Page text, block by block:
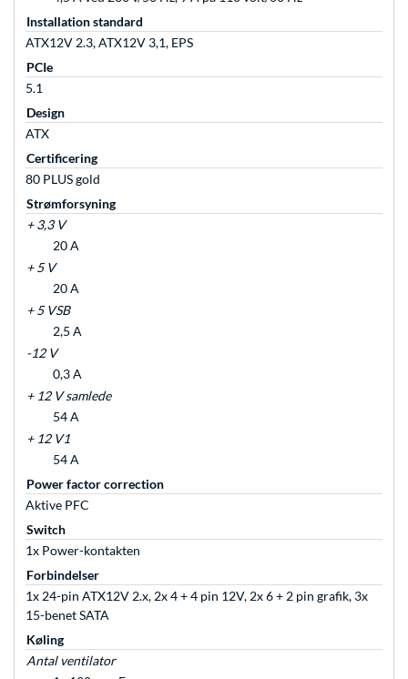
Installation standard
ATX12V 2.3, ATX12V 3,1, EPS
PCIe
5.1
Design
ATX
Certificering
80 PLUS gold
Strømforsyning
+ 3,3 V
20 A
+ 5 V
20 A
+ 5 VSB
2,5 A
-12 V
0,3 A
+ 12 V samlede
54 A
+ 12 V1
54 A
Power factor correction
Aktive PFC
Switch
1x Power-kontakten
Forbindelser
1x 24-pin ATX12V 2.x, 2x 4 + 4 pin 12V, 2x 6 + 2 pin grafik, 3x
15-benet SATA
Køling
Antal ventilator